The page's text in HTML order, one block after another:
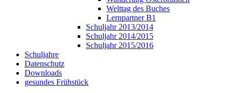
Welttag des Buches
Lernpartner B1
Schuljahr 2013/2014
Schuljahr 2014/2015
Schuljahr 2015/2016
Schuljahre
Datenschutz
Downloads
gesundes Frühstück